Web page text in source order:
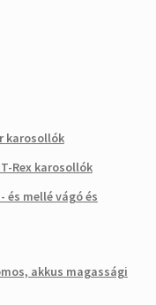
karosollók
Rex karosollók
mellé vágó és
akkus magassági